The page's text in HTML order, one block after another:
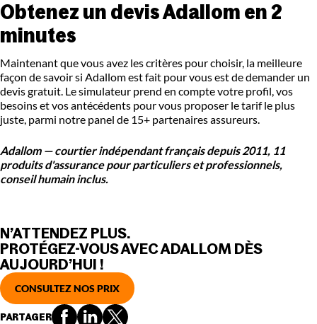
Obtenez un devis Adallom en 2
minutes
Maintenant que vous avez les critères pour choisir, la meilleure
façon de savoir si Adallom est fait pour vous est de demander un
devis gratuit. Le simulateur prend en compte votre profil, vos
besoins et vos antécédents pour vous proposer le tarif le plus
juste, parmi notre panel de 15+ partenaires assureurs.
Adallom — courtier indépendant français depuis 2011, 11
produits d'assurance pour particuliers et professionnels,
conseil humain inclus.
N’ATTENDEZ PLUS.
PROTÉGEZ-VOUS AVEC ADALLOM DÈS
AUJOURD’HUI !
CONSULTEZ NOS PRIX
PARTAGER